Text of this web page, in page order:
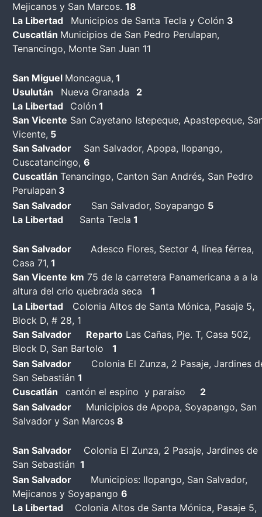
Mejicanos y San Marcos. 18
La Libertad
Municipios de Santa Tecla y Colón 3
Cuscatlán Municipios de San Pedro Perulapan,
Tenancingo, Monte San Juan 11
San Miguel Moncagua, 1
Usulután
Nueva Granada 2
La Libertad Colón 1
San Vicente San Cayetano Istepeque, Apastepeque,
Vicente, 5
San Salvador
San Salvador, Apopa, Ilopango,
Cuscatancingo, 6
Cuscatlán Tenancingo, Canton San Andrés, San Pedro
Perulapan 3
San Salvador
San Salvador, Soyapango 5
La Libertad
Santa Tecla 1
San Salvador
Adesco Flores, Sector 4, línea férrea,
Casa 71, 1
San Vicente km 75 de la carretera Panamericana a a la
altura del crio quebrada seca 1
La Libertad
Colonia Altos de Santa Mónica, Pasaje 5,
Block D, # 28, 1
San Salvador
Reparto Las Cañas, Pje. T, Casa 502,
Block D, San Bartolo 1
San Salvador
Colonia El Zunza, 2 Pasaje, Jardines
San Sebastián 1
Cuscatlán
cantón el espino y paraíso 2
San Salvador
Municipios de Apopa, Soyapango, San
Salvador y San Marcos 8
San Salvador
Colonia El Zunza, 2 Pasaje, Jardines de
San Sebastián 1
San Salvador
Municipios: Ilopango, San Salvador,
Mejicanos y Soyapango 6
La Libertad
Colonia Altos de Santa Mónica, Pasaje 5,